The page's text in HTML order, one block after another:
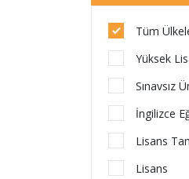
Tüm
Yüksek
Sınavsız
İngilizce
Lisans
Lisans